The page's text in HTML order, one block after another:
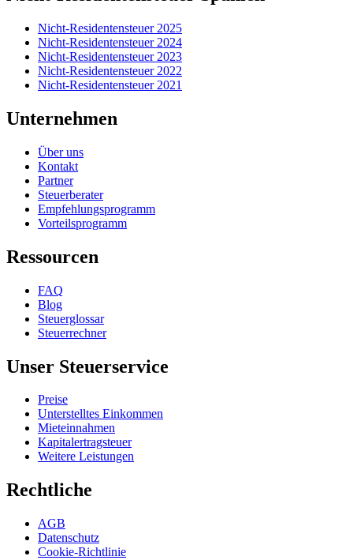
Nicht-Residentensteuer 2025
Nicht-Residentensteuer 2024
Nicht-Residentensteuer 2023
Nicht-Residentensteuer 2022
Nicht-Residentensteuer 2021
Unternehmen
Über uns
Kontakt
Partner
Steuerberater
Empfehlungsprogramm
Vorteilsprogramm
Ressourcen
FAQ
Blog
Steuerglossar
Steuerrechner
Unser Steuerservice
Preise
Unterstelltes Einkommen
Mieteinnahmen
Kapitalertragsteuer
Weitere Leistungen
Rechtliche
AGB
Datenschutz
Cookie-Richtlinie